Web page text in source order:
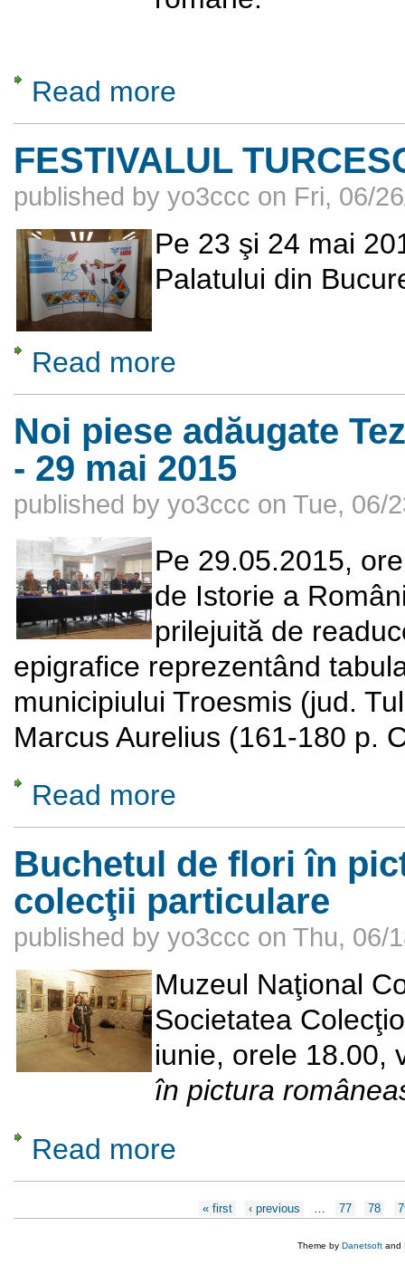
Read more
FESTIVALUL
published by yo3ccc on Fri, 06/
Pe 23 şi 24 mai
Palatului din
Read more
Noi piese adăugate
- 29 mai 2015
published by yo3ccc on Tue, 06/
Pe 29.05.2015,
de Istorie a
prilejuită de
epigrafice reprezentând
municipiului Troesmis (jud.
Marcus Aurelius (161-180 p.
Read more
Buchetul de flori în
colecţii particulare
published by yo3ccc on Thu, 06/
Muzeul Naţional
Societatea
iunie, orele 18.00,
în pictura
Read more
« first ‹ previous 77 78
Theme by Danetsoft and